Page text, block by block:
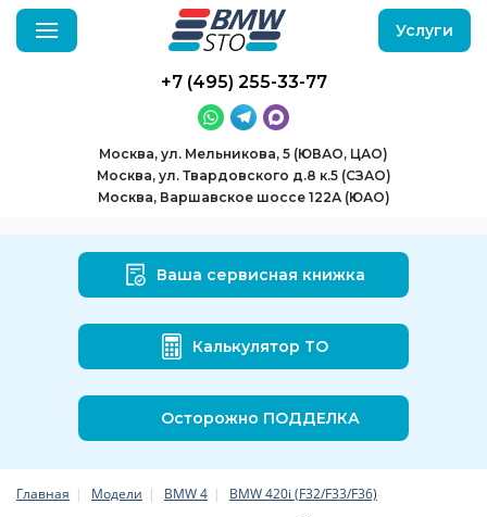
+7 (495) 255-33-77
Москва, ул. Мельникова, 5 (ЮВАО, ЦАО)
Москва, ул. Твардовского д.8 к.5 (СЗАО)
Москва, Варшавское шоссе 122А (ЮАО)
Услуги
Ваша сервисная книжка
Калькулятор ТО
Осторожно ПОДДЕЛКА
Главная Модели BMW 4 BMW 420i (F32/F33/F36)